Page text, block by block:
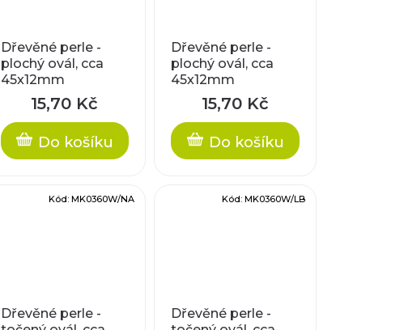
Dřevěné perle -
plochý ovál, cca
45x12mm
15,70 Kč
Do košíku
Dřevěné perle -
plochý ovál, cca
45x12mm
15,70 Kč
Do košíku
Dřevěné perle -
Kód:MK0360W/NA
Dřevěné perle -
Kód: MK0360W/LB